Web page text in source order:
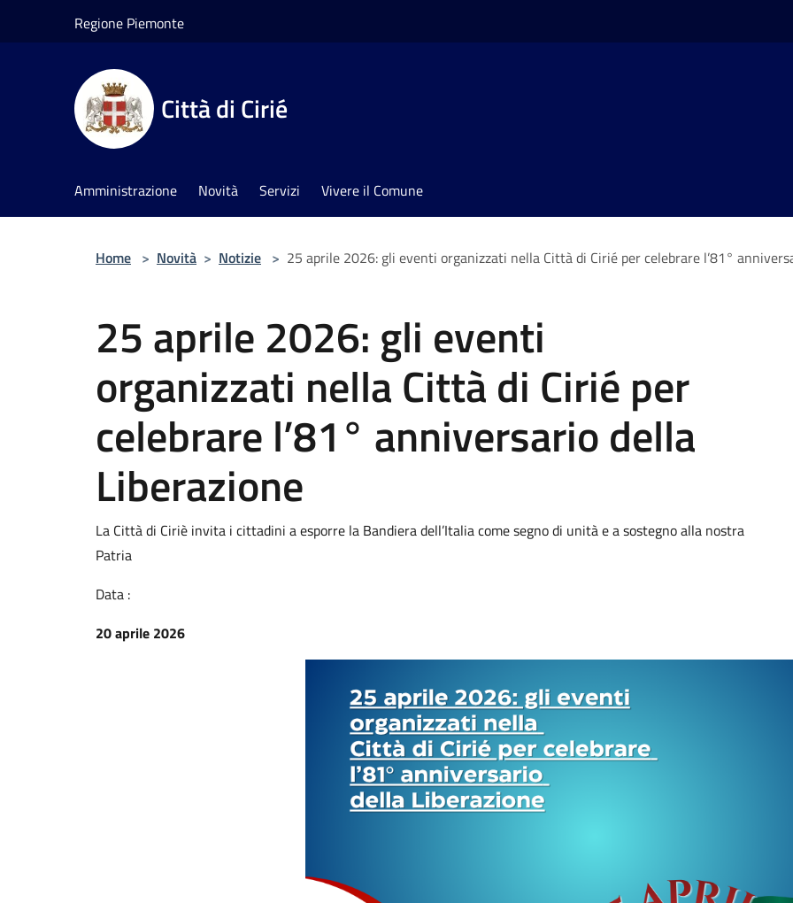
Regione Piemonte
Città di Cirié
Amministrazione Novità Servizi Vivere il Comune
Home > Novità > Notizie > 25 aprile 2026: gli eventi organizzati nella Città di Cirié per celebrare l’81°
25 aprile 2026: gli eventi
organizzati nella Città di Cirié per
celebrare l’81° anniversario della
Liberazione
La Città di Ciriè invita i cittadini a esporre la Bandiera dell’Italia come segno di unità e a sostegno alla nostra
Patria
Data :
20 aprile 2026